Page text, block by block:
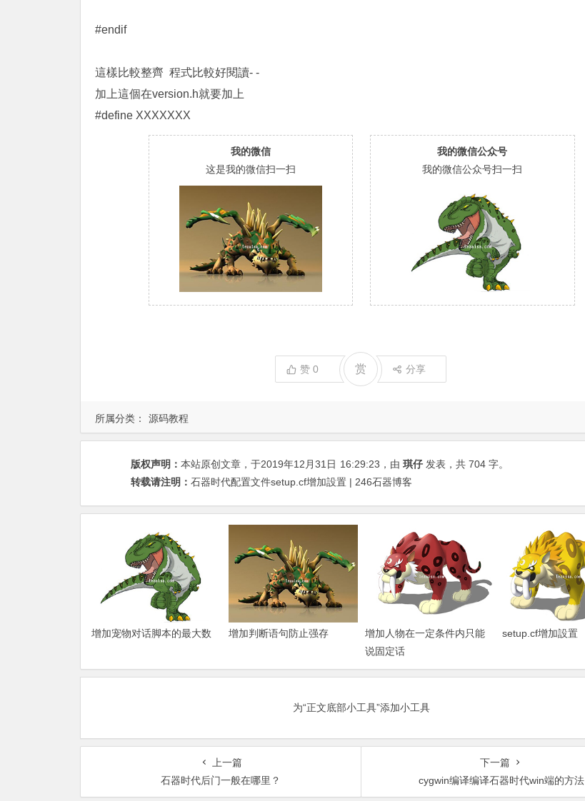
所属分类： 源码教程
#endif
這樣比較整齊 程式比較好閱讀- -
加上這個在version.h就要加上
#define XXXXXXX
我的微信
这是我的微信扫一扫
我的微信公众号
我的微信公众号扫一扫
赞 0 赏 分享
版权声明： 本站原创文章，于2019年12月31日 16:29:23 ，由 琪仔 发表，共 704 字。
转载请注明： 石器时代配置文件setup.cf增加設置 | 246石器博客
增加宠物对话脚本的最大数 增加判断语句防止强存
增加人物在一定条件内只能
说固定话
setup.cf增加設置
为“正文底部小工具”添加小工具
上一篇
石器时代后门一般在哪里？
下一篇
cygwin编译编译石器时代win端的方法